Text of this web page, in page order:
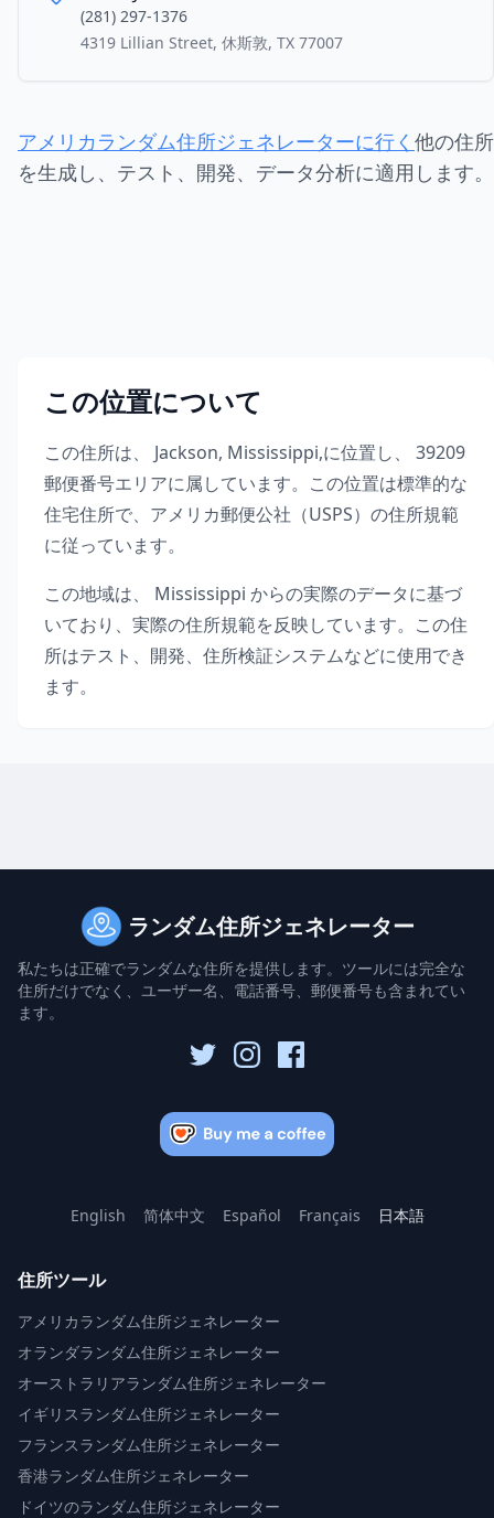
(281) 297-1376
4319 Lillian Street, 休斯敦, TX 77007
アメリカランダム住所ジェネレーターに行く 他の住所
を生成し、テスト、開発、データ分析に適用します。
この位置について
この住所は、 Jackson, Mississippi,に位置し、
39209
郵便番号エリアに属しています。この位置は標準的な
住宅住所で、アメリカ郵便公社（USPS）の住所規範
に従っています。
この地域は、
Mississippi からの実際のデータに基づ
いており、実際の住所規範を反映しています。この住
所はテスト、開発、住所検証システムなどに使用でき
ます。
ランダム住所ジェネレーター
私たちは正確でランダムな住所を提供します。ツールには完全な
住所だけでなく、ユーザー名、電話番号、郵便番号も含まれてい
ます。
English 简体中文 Español Français 日本語
住所ツール
アメリカランダム住所ジェネレーター
オランダランダム住所ジェネレーター
オーストラリアランダム住所ジェネレーター
イギリスランダム住所ジェネレーター
フランスランダム住所ジェネレーター
香港ランダム住所ジェネレーター
ドイツのランダム住所ジェネレーター